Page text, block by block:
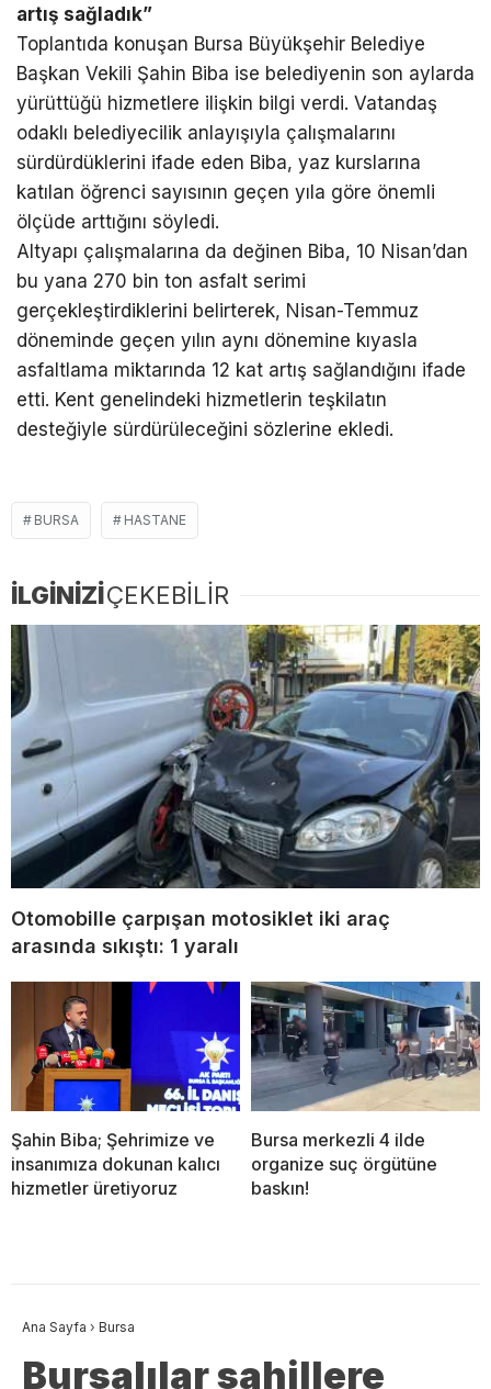
artış sağladık”
Toplantıda konuşan Bursa Büyükşehir Belediye
Başkan Vekili Şahin Biba ise belediyenin son aylarda
yürüttüğü hizmetlere ilişkin bilgi verdi. Vatandaş
odaklı belediyecilik anlayışıyla çalışmalarını
sürdürdüklerini ifade eden Biba, yaz kurslarına
katılan öğrenci sayısının geçen yıla göre önemli
ölçüde arttığını söyledi.
Altyapı çalışmalarına da değinen Biba, 10 Nisan’dan
bu yana 270 bin ton asfalt serimi
gerçekleştirdiklerini belirterek, Nisan-Temmuz
döneminde geçen yılın aynı dönemine kıyasla
asfaltlama miktarında 12 kat artış sağlandığını ifade
etti. Kent genelindeki hizmetlerin teşkilatın
desteğiyle sürdürüleceğini sözlerine ekledi.
BURSA HASTANE
İLGİNİZİÇEKEBİLİR
Otomobille çarpışan motosiklet iki araç
arasında sıkıştı: 1 yaralı
Şahin Biba; Şehrimize ve
insanımıza dokunan kalıcı
hizmetler üretiyoruz
Bursa merkezli 4 ilde
organize suç örgütüne
baskın!
Ana Sayfa › Bursa
Bursalılar sahillere